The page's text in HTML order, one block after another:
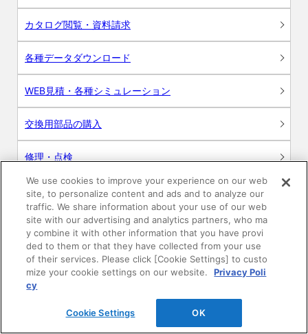
カタログ閲覧・資料請求
各種データダウンロード
WEB見積・各種シミュレーション
交換用部品の購入
修理・点検
お問い合わせ
ログイン
建築・設計関係者様向けサイト
ユーザー登録サービス
WEB見積システム
We use cookies to improve your experience on our web
site, to personalize content and ads and to analyze our
traffic. We share information about your use of our web
site with our advertising and analytics partners, who ma
y combine it with other information that you have provi
ded to them or that they have collected from your use
of their services. Please click [Cookie Settings] to custo
mize your cookie settings on our website.
Privacy Poli
cy
Cookie Settings OK